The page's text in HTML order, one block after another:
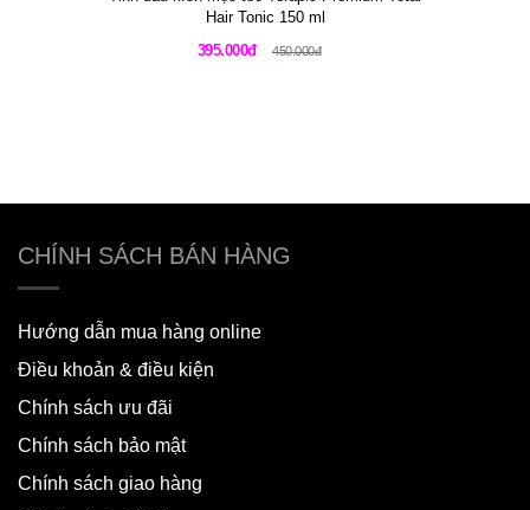
Hair Tonic 150 ml
395.000đ
450.000đ
CHÍNH SÁCH BÁN HÀNG
Hướng dẫn mua hàng online
Điều khoản & điều kiện
Chính sách ưu đãi
Chính sách bảo mật
Chính sách giao hàng